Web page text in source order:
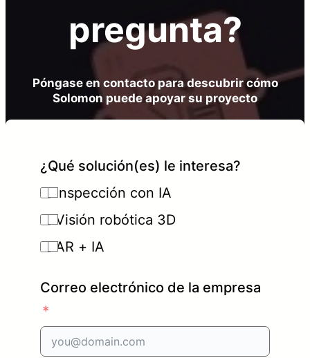
pregunta?
Póngase en contacto para descubrir cómo
Solomon puede apoyar su proyecto
¿Qué solución(es) le interesa?
Inspección con IA
Visión robótica 3D
AR + IA
Correo electrónico de la empresa